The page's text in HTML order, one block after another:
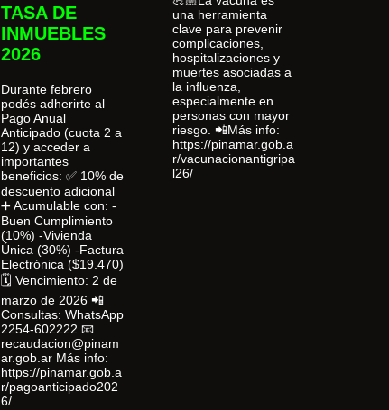
TASA DE
INMUEBLES
2026
Durante febrero
podés adherirte al
Pago Anual
Anticipado (cuota 2 a
12) y acceder a
importantes
beneficios: ✅ 10% de
descuento adicional
➕ Acumulable con: -
Buen Cumplimiento
(10%) -Vivienda
Única (30%) -Factura
Electrónica ($19.470)
🗓 Vencimiento: 2 de
marzo de 2026 📲
Consultas: WhatsApp
2254-602222 📧
recaudacion@pinam
ar.gob.ar Más info:
https://pinamar.gob.a
r/pagoanticipado202
6/
una herramienta
clave para prevenir
complicaciones,
hospitalizaciones y
muertes asociadas a
la influenza,
especialmente en
personas con mayor
riesgo. 📲Más info:
https://pinamar.gob.a
r/vacunacionantigripa
l26/